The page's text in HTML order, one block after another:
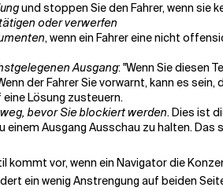
und stoppen Sie den Fahrer, wenn sie
oder verwerfen
, wenn ein Fahrer eine nicht
Ausgang: "Wenn Sie diesen
der Fahrer Sie vorwarnt, kann es
Lösung zusteuern.
bevor Sie blockiert werden. Dies ist
einem Ausgang Ausschau zu halten.
kommt vor, wenn ein Navigator die
ein wenig Anstrengung auf beiden